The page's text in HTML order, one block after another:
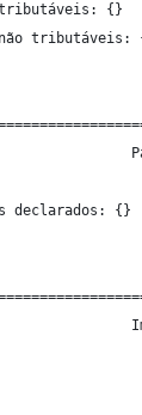
{}
tributáveis:
declarados: {}